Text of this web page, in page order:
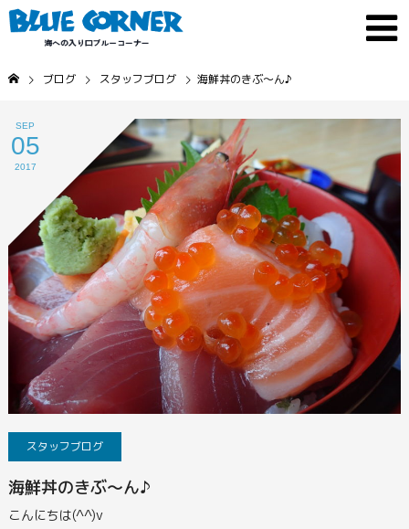
ブログ スタッフブログ 海鮮丼のきぶ～ん♪
SEP
05
2017
スタッフブログ
海鮮丼のきぶ～ん♪
こんにちは(^^)v